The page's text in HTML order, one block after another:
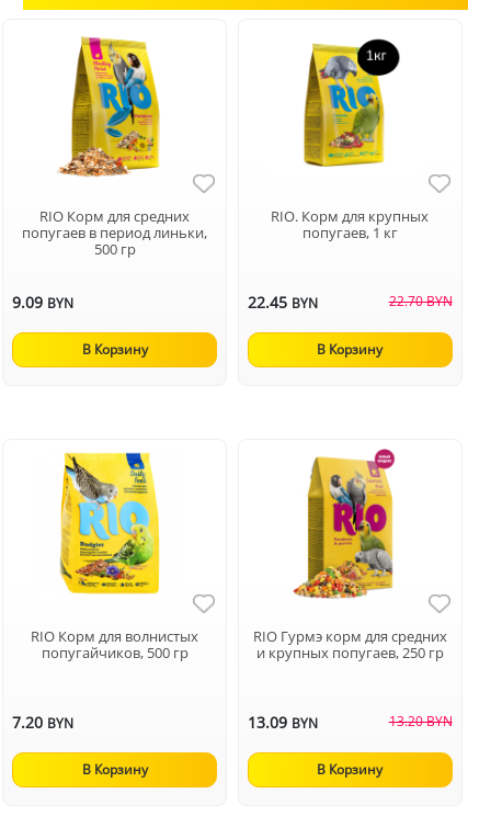
RIO Корм для средних
попугаев в период линьки,
500 гр
9.09 BYN
В Корзину
RIO. Корм для крупных
попугаев, 1 кг
22.45 BYN 22.70 BYN
В Корзину
RIO Корм для волнистых
попугайчиков, 500 гр
7.20 BYN
В Корзину
RIO Гурмэ корм для средних
и крупных попугаев, 250 гр
13.09 BYN 13.20 BYN
В Корзину